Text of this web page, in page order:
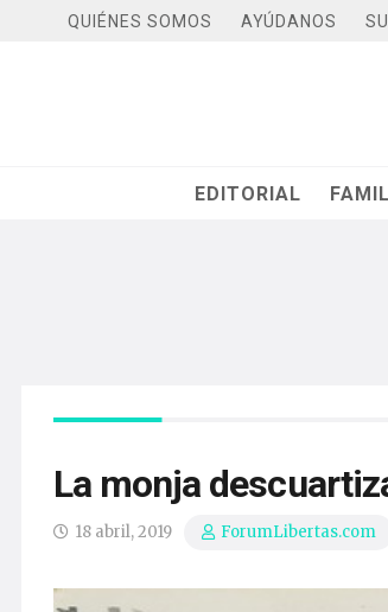
QUIÉNES SOMOS AYÚDANOS
EDITORIAL
La monja
18 abril, 2019 ForumLibertas.com